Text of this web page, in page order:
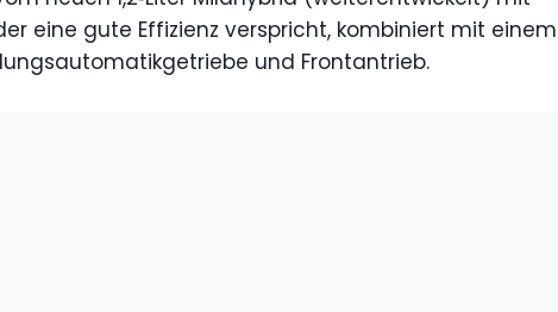
eine gute Effizienz verspricht, kombiniert mit einem
und Frontantrieb.